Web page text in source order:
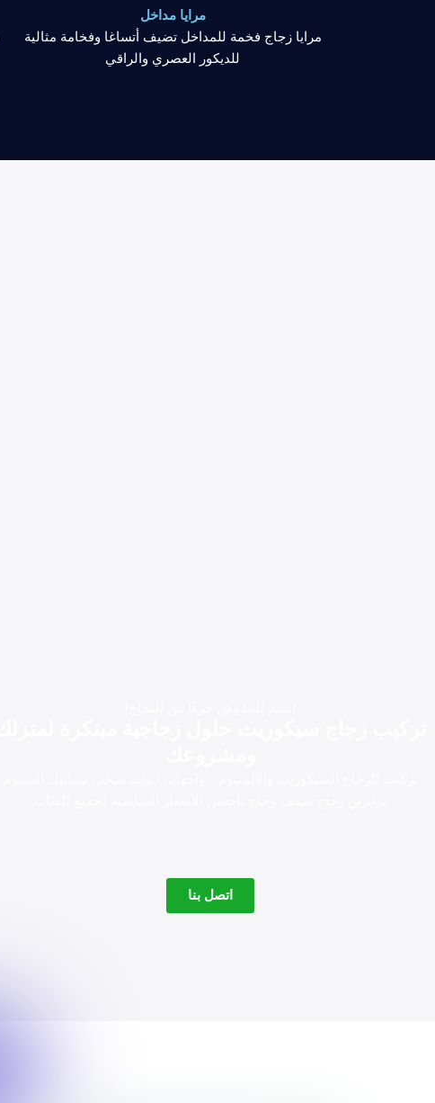
مرايا مداخل
مرايا زجاج فخمة للمداخل تضيف أتساغا وفخامة مثالية
للديكور العصري والراقي
اتصل بنا